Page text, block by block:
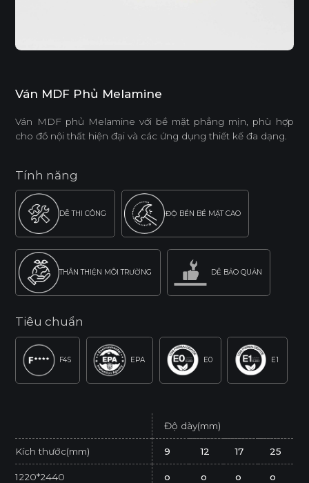
Ván MDF Phủ Melamine
Ván MDF phủ Melamine với bề mặt phẳng mịn, phù hợp
cho đồ nội thất hiện đại và các ứng dụng thiết kế đa dạng.
Tính năng
DỄ THI CÔNG ĐỘ BỀN BỀ MẶT CAO
THÂN THIỆN MÔI TRƯỜNG DỄ BẢO QUẢN
Tiêu chuẩn
F4S EPA E0 E1
Độ dày(mm)
Kích thước(mm) 9 12 17 25
1220*2440 o o o o